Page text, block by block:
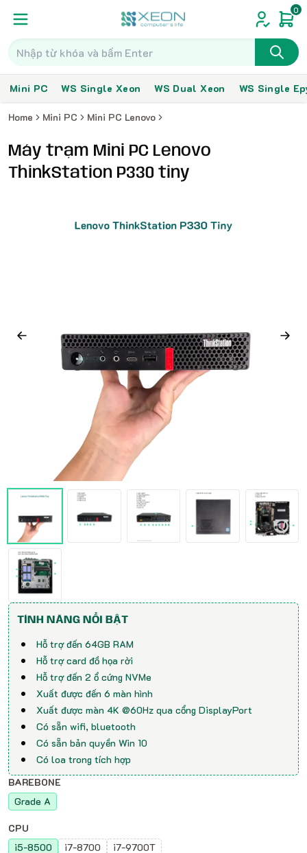
0
Mini PC WS Single Xeon WS Dual Xeon WS Single
Home Mini PC Mini PC Lenovo
Máy trạm Mini PC Lenovo
ThinkStation P330 tiny
TÍNH NĂNG NỔI BẬT
Hỗ trợ đến 64GB RAM
Hỗ trợ card đồ họa rời
Hỗ trợ đến 2 ổ cứng NVMe
Xuất được đến 6 màn hình
Xuất được màn 4K @60Hz qua cổng DisplayPort
Có sẵn wifi, bluetooth
Có sẵn bản quyền Win 10
Có loa trong tích hợp
BAREBONE
Grade A
CPU
i5-8500
i7-8700 i7-9700T